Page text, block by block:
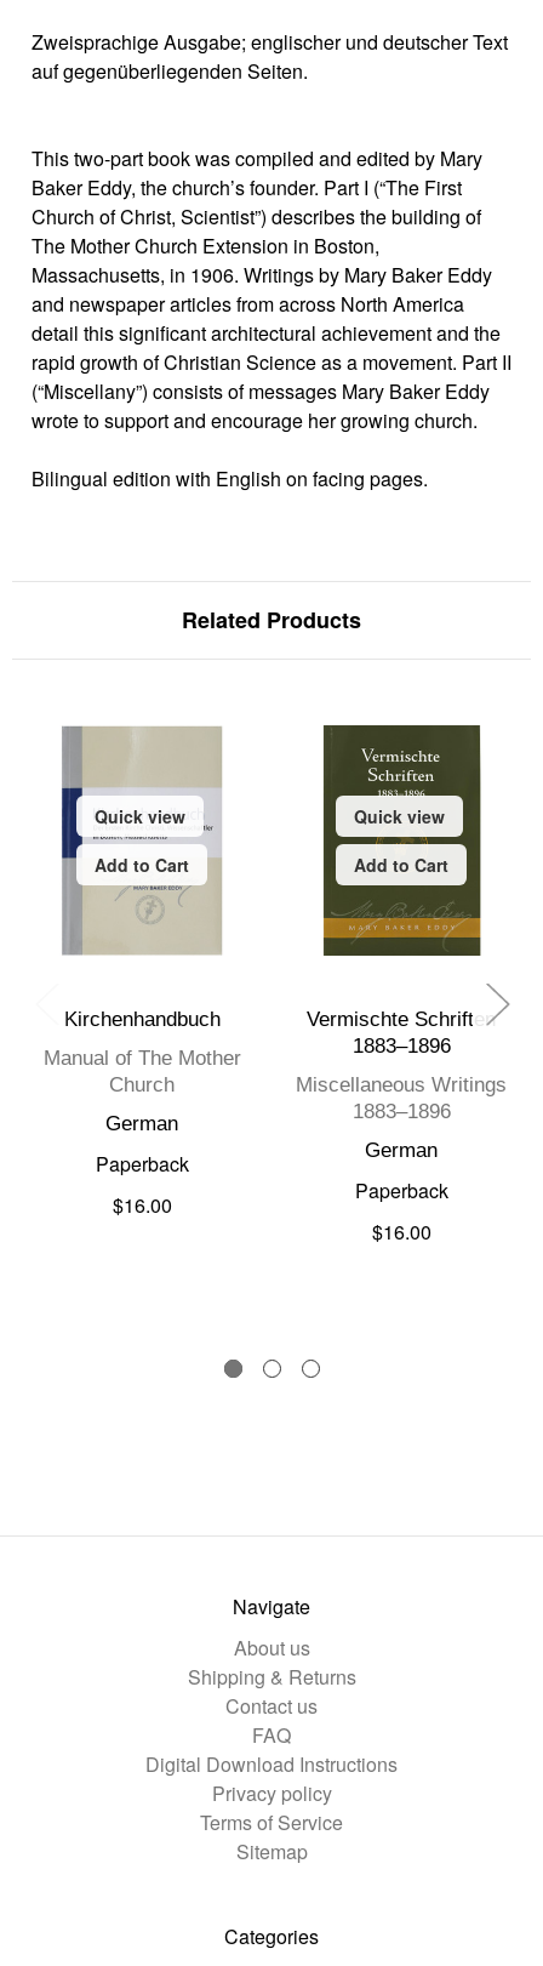
Zweisprachige Ausgabe; englischer und deutscher Text
auf gegenüberliegenden Seiten.
This two-part book was compiled and edited by Mary
Baker Eddy, the church’s founder. Part I (“The First
Church of Christ, Scientist”) describes the building of
The Mother Church Extension in Boston,
Massachusetts, in 1906. Writings by Mary Baker Eddy
and newspaper articles from across North America
detail this significant architectural achievement and the
rapid growth of Christian Science as a movement. Part II
(“Miscellany”) consists of messages Mary Baker Eddy
wrote to support and encourage her growing church.
Bilingual edition with English on facing pages.
Related Products
Quick view
Add to Cart
Kirchenhandbuch
Manual of The Mother
Church
German
Paperback
$16.00
Quick view
Add to Cart
Vermischte Schriften
1883–1896
Miscellaneous Writings
1883–1896
German
Paperback
$16.00
Navigate
About us
Shipping & Returns
Contact us
FAQ
Digital Download Instructions
Privacy policy
Terms of Service
Sitemap
Categories